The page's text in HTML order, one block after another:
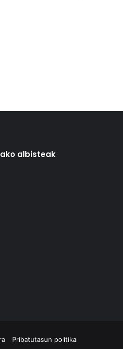
albisteak
Pribatutasun politika